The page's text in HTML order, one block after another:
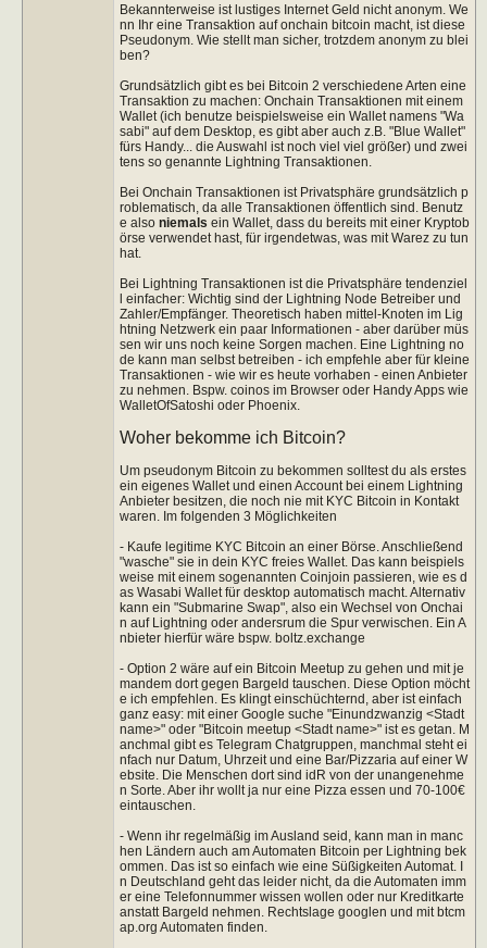
Bekannterweise ist lustiges Internet Geld nicht anonym. We
nn Ihr eine Transaktion auf onchain bitcoin macht, ist diese
Pseudonym. Wie stellt man sicher, trotzdem anonym zu blei
ben?
Grundsätzlich gibt es bei Bitcoin 2 verschiedene Arten eine
Transaktion zu machen: Onchain Transaktionen mit einem
Wallet (ich benutze beispielsweise ein Wallet namens "Wa
sabi" auf dem Desktop, es gibt aber auch z.B. "Blue Wallet"
fürs Handy... die Auswahl ist noch viel viel größer) und zwei
tens so genannte Lightning Transaktionen.
Bei Onchain Transaktionen ist Privatsphäre grundsätzlich p
roblematisch, da alle Transaktionen öffentlich sind. Benutz
e also niemals ein Wallet, dass du bereits mit einer Kryptob
örse verwendet hast, für irgendetwas, was mit Warez zu tun
hat.
Bei Lightning Transaktionen ist die Privatsphäre tendenziel
l einfacher: Wichtig sind der Lightning Node Betreiber und
Zahler/Empfänger. Theoretisch haben mittel-Knoten im Lig
htning Netzwerk ein paar Informationen - aber darüber müs
sen wir uns noch keine Sorgen machen. Eine Lightning no
de kann man selbst betreiben - ich empfehle aber für kleine
Transaktionen - wie wir es heute vorhaben - einen Anbieter
zu nehmen. Bspw. coinos im Browser oder Handy Apps wie
WalletOfSatoshi oder Phoenix.
Woher bekomme ich Bitcoin?
Um pseudonym Bitcoin zu bekommen solltest du als erstes
ein eigenes Wallet und einen Account bei einem Lightning
Anbieter besitzen, die noch nie mit KYC Bitcoin in Kontakt
waren. Im folgenden 3 Möglichkeiten
- Kaufe legitime KYC Bitcoin an einer Börse. Anschließend
"wasche" sie in dein KYC freies Wallet. Das kann beispiels
weise mit einem sogenannten Coinjoin passieren, wie es d
as Wasabi Wallet für desktop automatisch macht. Alternativ
kann ein "Submarine Swap", also ein Wechsel von Onchai
n auf Lightning oder andersrum die Spur verwischen. Ein A
nbieter hierfür wäre bspw. boltz.exchange
- Option 2 wäre auf ein Bitcoin Meetup zu gehen und mit je
mandem dort gegen Bargeld tauschen. Diese Option möcht
e ich empfehlen. Es klingt einschüchternd, aber ist einfach
ganz easy: mit einer Google suche "Einundzwanzig <Stadt
name>" oder "Bitcoin meetup <Stadt name>" ist es getan. M
anchmal gibt es Telegram Chatgruppen, manchmal steht ei
nfach nur Datum, Uhrzeit und eine Bar/Pizzaria auf einer W
ebsite. Die Menschen dort sind idR von der unangenehme
n Sorte. Aber ihr wollt ja nur eine Pizza essen und 70-100€
eintauschen.
- Wenn ihr regelmäßig im Ausland seid, kann man in manc
hen Ländern auch am Automaten Bitcoin per Lightning bek
ommen. Das ist so einfach wie eine Süßigkeiten Automat. I
n Deutschland geht das leider nicht, da die Automaten imm
er eine Telefonnummer wissen wollen oder nur Kreditkarte
anstatt Bargeld nehmen. Rechtslage googlen und mit btcm
ap.org Automaten finden.